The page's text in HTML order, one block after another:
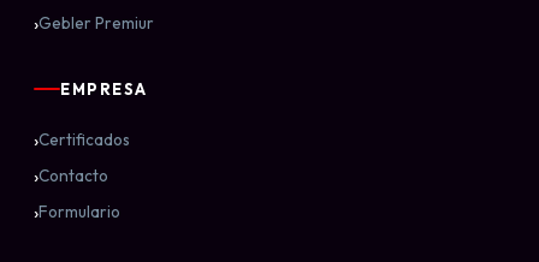
›Gebler Premiur
EMPRESA
›Certificados
›Contacto
›Formulario